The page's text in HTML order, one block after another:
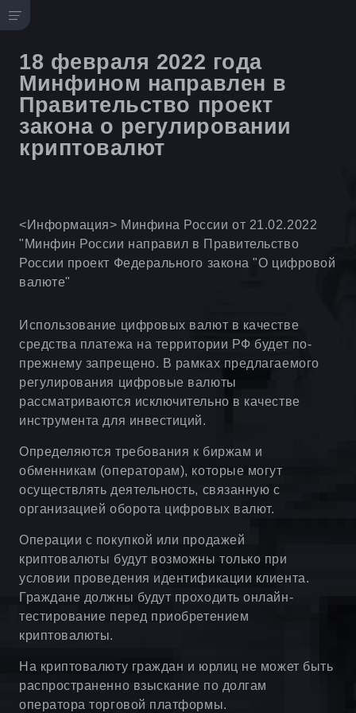
18 февраля 2022 года
Минфином направлен в
Правительство проект
закона о регулировании
криптовалют
<Информация> Минфина России от 21.02.2022
"Минфин России направил в Правительство
России проект Федерального закона "О цифровой
валюте"
Использование цифровых валют в качестве
средства платежа на территории РФ будет по-
прежнему запрещено. В рамках предлагаемого
регулирования цифровые валюты
рассматриваются исключительно в качестве
инструмента для инвестиций.
Определяются требования к биржам и
обменникам (операторам), которые могут
осуществлять деятельность, связанную с
организацией оборота цифровых валют.
Операции с покупкой или продажей
криптовалюты будут возможны только при
условии проведения идентификации клиента.
Граждане должны будут проходить онлайн-
тестирование перед приобретением
криптовалюты.
На криптовалюту граждан и юрлиц не может быть
распространенно взыскание по долгам
оператора торговой платформы.